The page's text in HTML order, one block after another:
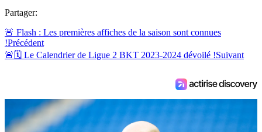
Partager:
🚨 Flash : Les premières affiches de la saison sont connues
!Précédent
🚨🗓 Le Calendrier de Ligue 2 BKT 2023-2024 dévoilé !Suivant